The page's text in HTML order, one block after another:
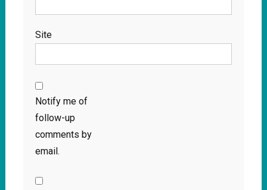
Site
Notify me of
follow-up
comments by
email.